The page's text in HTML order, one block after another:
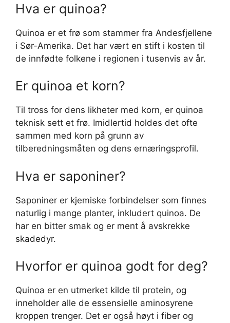
Hva er quinoa?
Quinoa er et frø som stammer fra Andesfjellene
i Sør-Amerika. Det har vært en stift i kosten til
de innfødte folkene i regionen i tusenvis av år.
Er quinoa et korn?
Til tross for dens likheter med korn, er quinoa
teknisk sett et frø. Imidlertid holdes det ofte
sammen med korn på grunn av
tilberedningsmåten og dens ernæringsprofil.
Hva er saponiner?
Saponiner er kjemiske forbindelser som finnes
naturlig i mange planter, inkludert quinoa. De
har en bitter smak og er ment å avskrekke
skadedyr.
Hvorfor er quinoa godt for deg?
Quinoa er en utmerket kilde til protein, og
inneholder alle de essensielle aminosyrene
kroppen trenger. Det er også høyt i fiber og